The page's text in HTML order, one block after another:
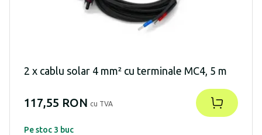
2 x cablu solar 4 mm² cu terminale MC4, 5 m
117,55 RON cu TVA
Pe stoc 3 buc